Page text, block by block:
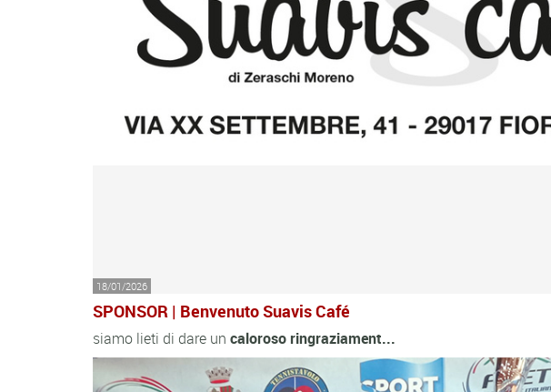
18/01/2026
SPONSOR | Benvenuto Suavis Café
siamo lieti di dare un calorosoringraziament...